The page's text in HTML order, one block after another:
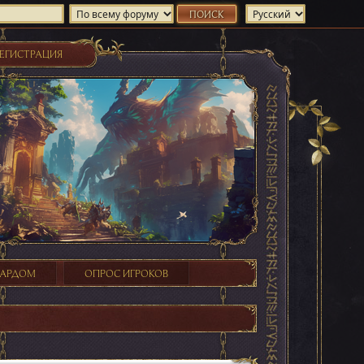
ОПРОС ИГРОКОВ